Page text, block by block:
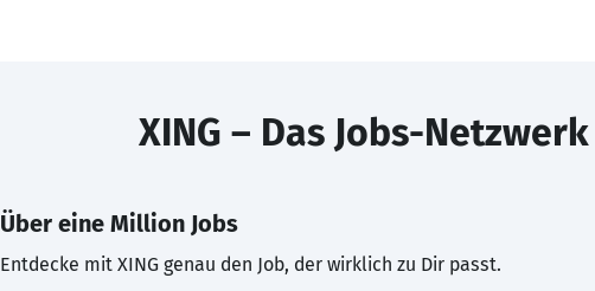
XING – Das Jobs-Netzwerk
Über eine Million Jobs
Entdecke mit XING genau den Job, der wirklich zu Dir passt.